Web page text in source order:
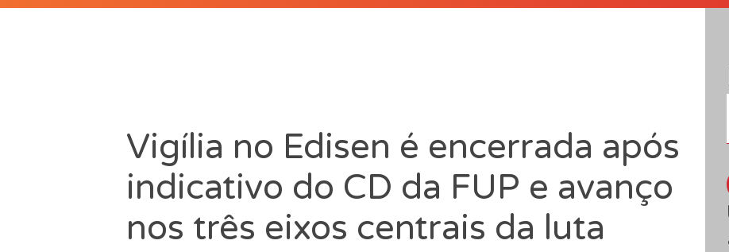
Vigília no Edisen é encerrada após
indicativo do CD da FUP e avanço
nos três eixos centrais da luta